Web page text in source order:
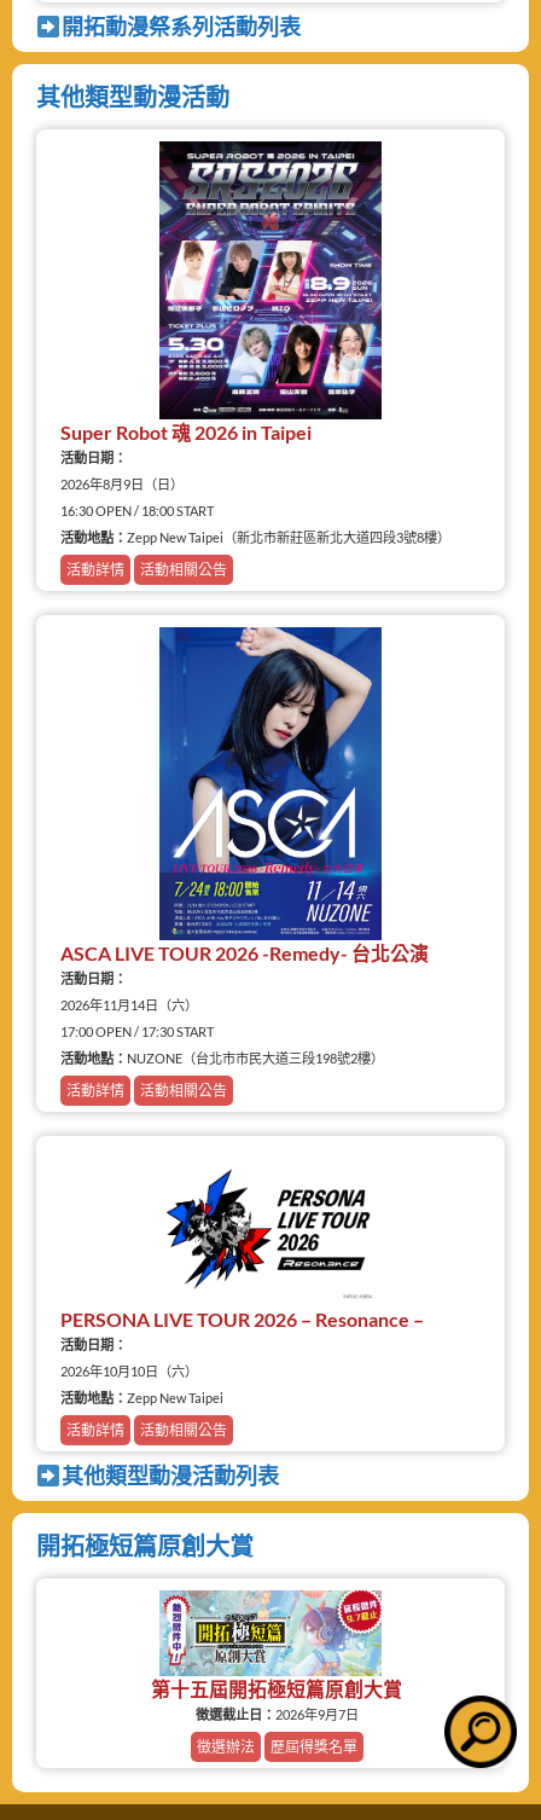
開拓動漫祭系列活動列表
其他類型動漫活動
Super Robot 魂 2026 in Taipei
活動日期：
2026年8月9日（日）
16:30 OPEN / 18:00 START
活動地點： Zepp New Taipei（新北市新莊區新北大道四段3號8樓）
活動詳情 活動相關公告
ASCA LIVE TOUR 2026 -Remedy- 台北公演
活動日期：
2026年11月14日（六）
17:00 OPEN / 17:30 START
活動地點： NUZONE（台北市市民大道三段198號2樓）
活動詳情 活動相關公告
PERSONA LIVE TOUR 2026 – Resonance –
活動日期：
2026年10月10日（六）
活動地點： Zepp New Taipei
活動詳情 活動相關公告
其他類型動漫活動列表
開拓極短篇原創大賞
第十五屆開拓極短篇原創大賞
徵選截止日： 2026年9月7日
徵選辦法 歷屆得獎名單